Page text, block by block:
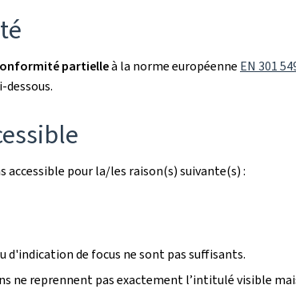
partielleà la norme européenne EN 301
dessous.
accessible pour la/les raison(s) suivante(s) :
d'indication de focus ne sont pas suffisants.
ne reprennent pas exactement l’intitulé visible